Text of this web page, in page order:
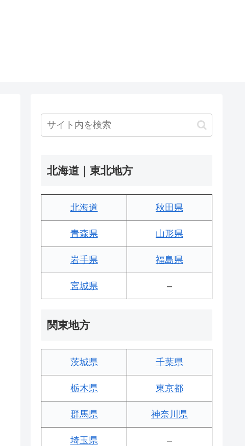
北海道｜東北地方
北海道 秋田県
青森県 山形県
岩手県 福島県
宮城県 –
関東地方
茨城県 千葉県
栃木県 東京都
群馬県 神奈川県
埼玉県 –